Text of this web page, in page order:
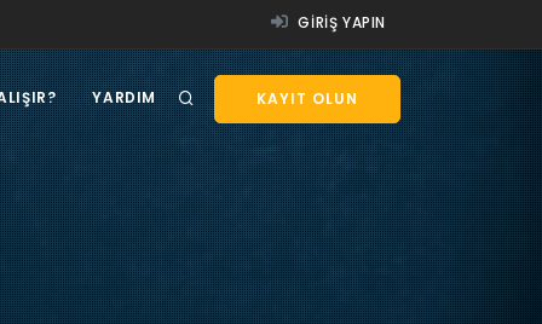
GIRIŞ YAPIN
KAYIT OLUN
YARDIM